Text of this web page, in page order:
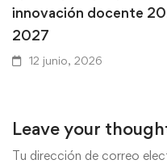
innovación docente
2027
12 junio, 2026
Leave your
Tu dirección de correo